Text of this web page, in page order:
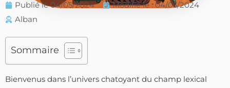
Publié le 04/05/2024
Modifié le : 04/05/2024
Alban
Sommaire
Bienvenus dans l’univers chatoyant du champ lexical